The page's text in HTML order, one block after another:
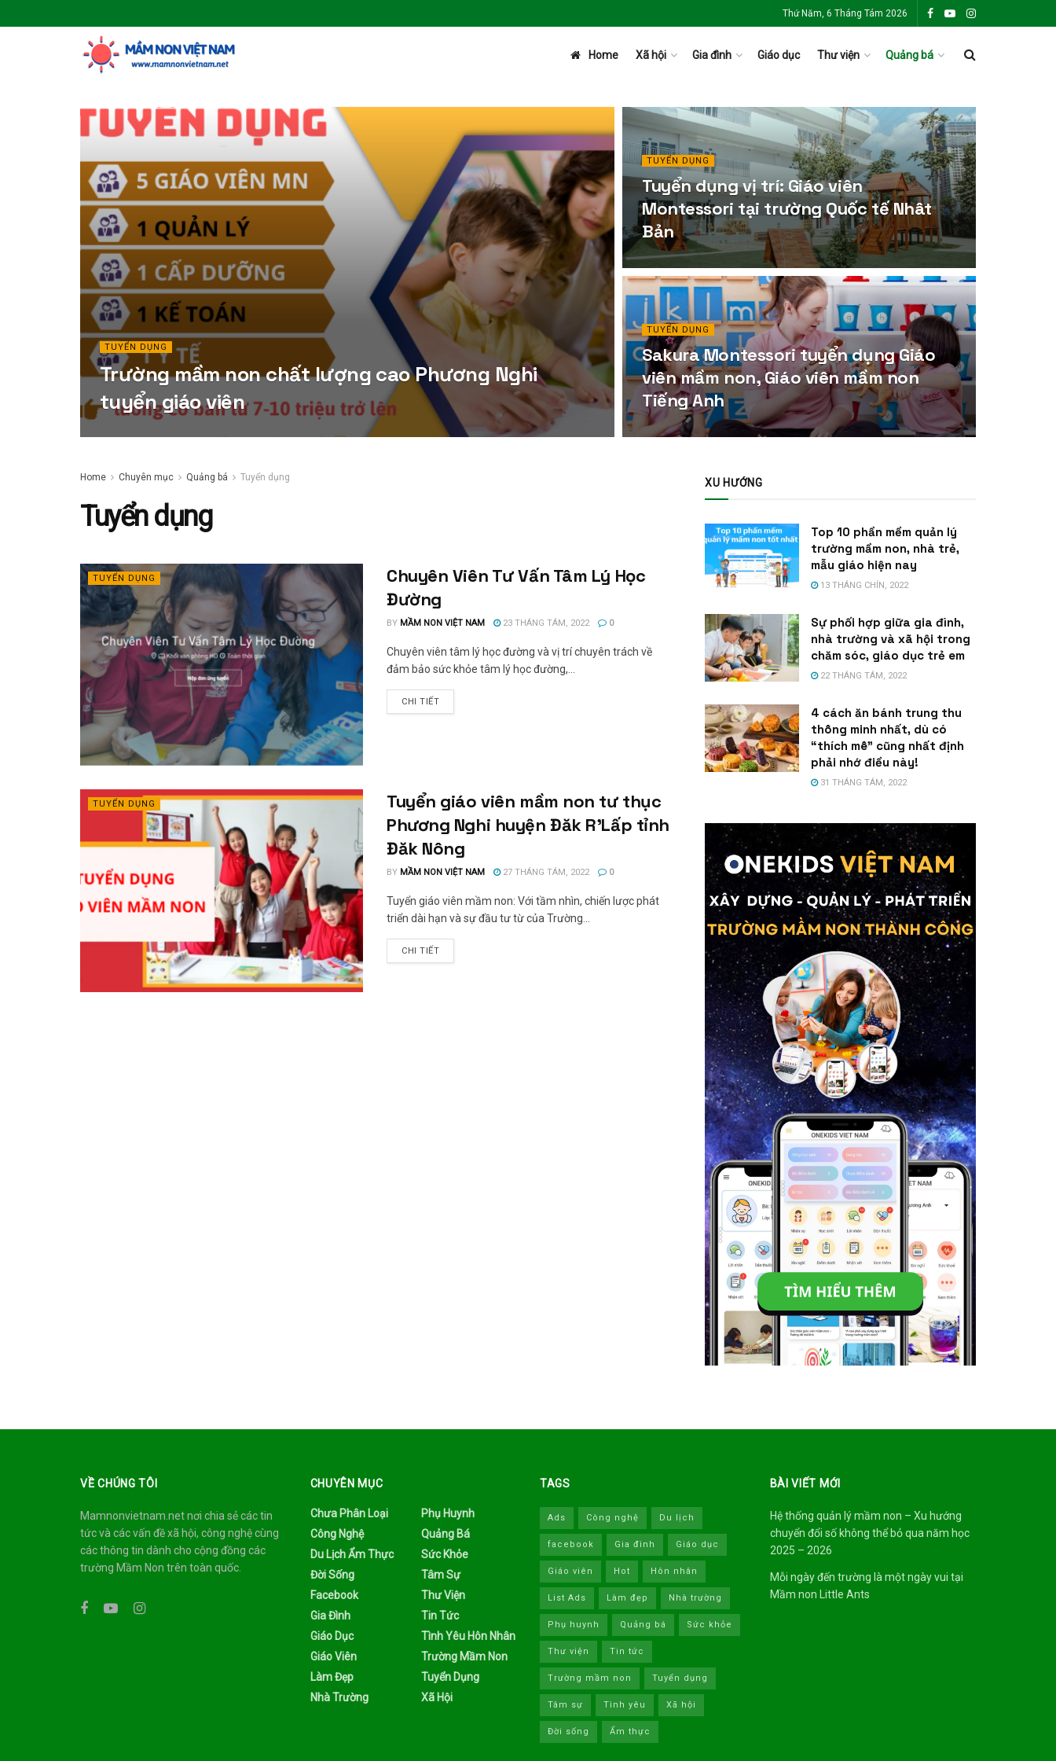
Thứ Năm, 6 Tháng Tám 2026
Home Xã hội Gia đình Giáo dục Thư viện Quảng bá
TUYỂN DỤNG
Trường mầm non chất lượng cao Phương Nghi
tuyển giáo viên
TUYỂN DỤNG
Tuyển dụng vị trí: Giáo viên
Montessori tại trường Quốc tế Nhât
Bản
TUYỂN DỤNG
Sakura Montessori tuyển dụng Giáo
viên mầm non, Giáo viên mầm non
Tiếng Anh
Home Chuyên mục Quảng bá Tuyển dụng
Tuyển dụng
TUYỂN DỤNG
Chuyên Viên Tư Vấn Tâm Lý Học
Đường
BY MẦM NON VIỆT NAM 23 THÁNG TÁM, 2022 0
Chuyên viên tâm lý học đường và vị trí chuyên trách về
đảm bảo sức khỏe tâm lý học đường,...
CHI TIẾT
TUYỂN DỤNG
Tuyển giáo viên mầm non tư thục
Phương Nghi huyện Đăk R’Lấp tỉnh
Đăk Nông
BY MẦM NON VIỆT NAM 27 THÁNG TÁM, 2022 0
Tuyển giáo viên mầm non: Với tầm nhìn, chiến lược phát
triển dài hạn và sự đầu tư từ của Trường...
CHI TIẾT
XU HƯỚNG
Top 10 phần mềm quản lý
trường mầm non, nhà trẻ,
mẫu giáo hiện nay
13 THÁNG CHÍN, 2022
Sự phối hợp giữa gia đình,
nhà trường và xã hội trong
chăm sóc, giáo dục trẻ em
22 THÁNG TÁM, 2022
4 cách ăn bánh trung thu
thông minh nhất, dù có
“thích mê” cũng nhất định
phải nhớ điều này!
31 THÁNG TÁM, 2022
VỀ CHÚNG TÔI
Mamnonvietnam.net nơi chia sẻ các tin
tức và các vấn đề xã hội, công nghệ cùng
các thông tin dành cho cộng đồng các
trường Mầm Non trên toàn quốc.
CHUYÊN MỤC
Chưa Phân Loại
Công Nghệ
Du Lịch Ẩm Thực
Đời Sống
Facebook
Gia Đình
Giáo Dục
Giáo Viên
Làm Đẹp
Nhà Trường
Phụ Huynh
Quảng Bá
Sức Khỏe
Tâm Sự
Thư Viện
Tin Tức
Tình Yêu Hôn Nhân
Trường Mầm Non
Tuyển Dụng
Xã Hội
TAGS
Ads Công nghệ Du lịch
facebook Gia đình Giáo dục
Giáo viên Hot Hôn nhân
List Ads Làm đẹp Nhà trường
Phụ huynh Quảng bá Sức khỏe
Thư viện Tin tức
Trường mầm non Tuyển dụng
Tâm sự Tình yêu Xã hội
Đời sống Ẩm thực
BÀI VIẾT MỚI
Hệ thống quản lý mầm non – Xu hướng
chuyển đổi số không thể bỏ qua năm học
2025 – 2026
Mỗi ngày đến trường là một ngày vui tại
Mầm non Little Ants